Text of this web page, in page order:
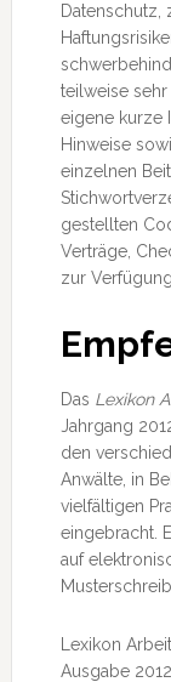
Datenschutz,
teilweise
eigene kurze
Hinweise
einzelnen
gestellten
Verträge,
zur Verfügung.
Das Lexikon
Jahrgang
den
Anwälte, in
vielfältigen
eingebracht.
auf
Lexikon
Ausgabe 2012